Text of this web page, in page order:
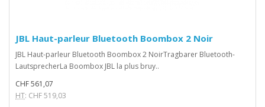
JBL Haut-parleur Bluetooth Boombox 2 Noir
JBL Haut-parleur Bluetooth Boombox 2 NoirTragbarer Bluetooth-
LautsprecherLa Boombox JBL la plus bruy..
CHF 561,07
HT: CHF 519,03